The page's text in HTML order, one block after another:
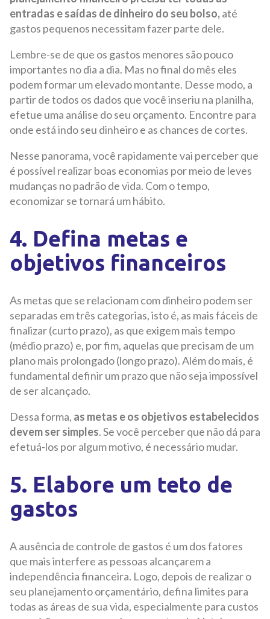
entradas e saídas de dinheiro do seu bolso,até
gastos pequenos necessitam fazer parte dele.
Lembre-se de que os gastos menores são pouco
importantes no dia a dia. Mas no final do mês eles
podem formar um elevado montante. Desse modo, a
partir de todos os dados que você inseriu na planilha,
efetue uma análise do seu orçamento. Encontre para
onde está indo seu dinheiro e as chances de cortes.
Nesse panorama, você rapidamente vai perceber que
é possível realizar boas economias por meio de leves
mudanças no padrão de vida. Com o tempo,
economizar se tornará um hábito.
4. Defina metas e
objetivos financeiros
As metas que se relacionam com dinheiro podem ser
separadas em três categorias, isto é, as mais fáceis de
finalizar (curto prazo), as que exigem mais tempo
(médio prazo) e, por fim, aquelas que precisam de um
plano mais prolongado (longo prazo). Além do mais, é
fundamental definir um prazo que não seja impossível
de ser alcançado.
Dessa forma, as metas e os objetivos estabelecidos
devem ser simples. Se você perceber que não dá para
efetuá-los por algum motivo, é necessário mudar.
5. Elabore um teto de
gastos
A ausência de controle de gastos é um dos fatores
que mais interfere as pessoas alcançarem a
independência financeira. Logo, depois de realizar o
seu planejamento orçamentário, defina limites para
todas as áreas de sua vida, especialmente para custos